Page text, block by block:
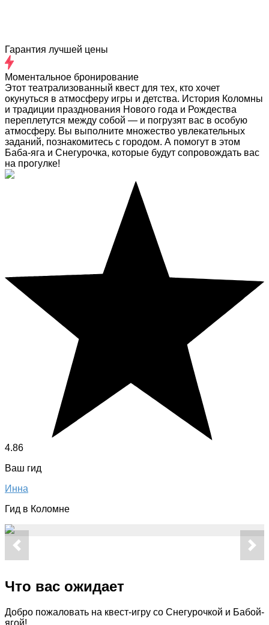
Гарантия лучшей цены
Моментальное бронирование
Этот театрализованный квест для тех, кто хочет
окунуться в атмосферу игры и детства. История Коломны
и традиции празднования Нового года и Рождества
переплетутся между собой — и погрузят вас в особую
атмосферу. Вы выполните множество увлекательных
заданий, познакомитесь с городом. А помогут в этом
Баба-яга и Снегурочка, которые будут сопровождать вас
на прогулке!
4.86
Ваш гид
Инна
Гид в Коломне
Что вас ожидает
Добро пожаловать на квест-игру со Снегурочкой и Бабой-
ягой!